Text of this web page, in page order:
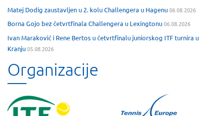
Matej Dodig zaustavljen u 2. kolu Challengera u Hagenu06.08.2026
Borna Gojo bez četvrtfinala Challengera u Lexingtonu06.08.2026
Ivan Maraković i Rene Bertos u četvrtfinalu juniorskog ITF turnira u
Kranju05.08.2026
Organizacije